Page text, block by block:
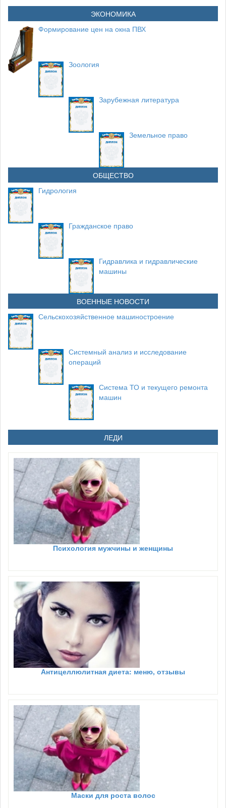
ЭКОНОМИКА
Формирование цен на окна ПВХ
Зоология
Зарубежная литература
Земельное право
ОБЩЕСТВО
Гидрология
Гражданское право
Гидравлика и гидравлические
машины
ВОЕННЫЕ НОВОСТИ
Сельскохозяйственное машиностроение
Системный анализ и исследование
операций
Система ТО и текущего ремонта
машин
ЛЕДИ
Психология мужчины и женщины
Антицеллюлитная диета: меню, отзывы
Маски для роста волос